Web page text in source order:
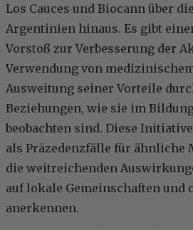
Los Cauces und Biocann über
Argentinien hinaus. Es gibt
Vorstoß zur Verbesserung der
Verwendung von
Ausweitung seiner Vorteile
Beziehungen, wie sie im
beobachten sind. Diese
als Präzedenzfälle für ähnliche
die weitreichenden
auf lokale Gemeinschaften und
anerkennen.